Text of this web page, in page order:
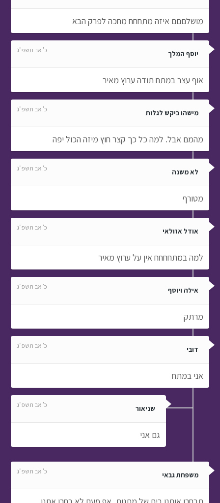
מושלםםם איזה מתחחח מחכה לפרק הבא
יוסף המלך כ' אב תשפ"ג
אוף עצר במתח תודה ערוץ מאיר
מישהו ביקש לגלות כ' אב תשפ"ג
מהמם אבל. למה כל כך קצר חוץ מיזה הכול יפה
לא משנה כ' אב תשפ"ג
מטורף
אודל אזולאי כ' אב תשפ"ג
למה במתחחחח אין על ערוץ מאיר
אילה ויוסף כ' אב תשפ"ג
מרתק
דובי כ' אב תשפ"ג
אני במתח
שניאור כ' אב תשפ"ג
גם אני
משפחת גבאי כ' אב תשפ"ג